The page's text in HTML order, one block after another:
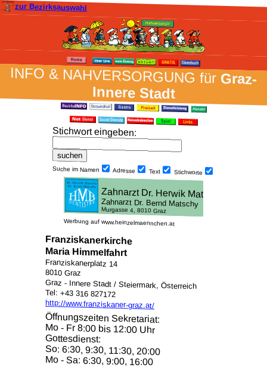
zur Bezirksauswahl
INFO & NAH­VER­SORG­UNG fürGraz-
Innere Stadt
Stich­wort ein­geben:
Suche im Namen Adresse Text Stich­worte
Werbung auf www.heinzelmaennchen.at
Franziskanerkirche
Maria Himmelfahrt
Franziskanerplatz 14
8010 Graz
Graz - Innere Stadt / Steiermark, Österreich
Tel: +43 316 827172
http://www.franziskaner-graz.at/
Öffnungszeiten Sekretariat:
Mo - Fr 8:00 bis 12:00 Uhr
Gottesdienst:
So: 6:30, 9:30, 11:30, 20:00
Mo - Sa: 6:30, 9:00, 16:00